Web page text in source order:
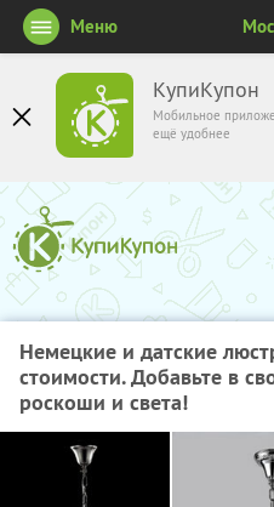
КупиКупон
Мобильное
ещё удобнее
Меню
Немецкие и датские
стоимости. Добавьте в
роскоши и света!